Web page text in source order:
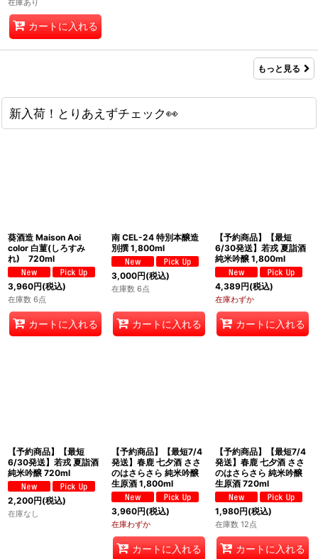
在庫あり
カートに入れる
もっと見る
新入荷！とりあえずチェック👀
葵酒造 Maison Aoi
color 白菫(しろすみ
れ) 720ml
3,960円(税込)
在庫数 6点
カートに入れる
南 CEL-24 特別本醸造
別撰 1,800ml
3,000円(税込)
在庫数 6点
カートに入れる
【予約商品】【最短
6/30発送】若戎 夏詣酒
純米吟醸 1,800ml
4,389円(税込)
在庫わずか
カートに入れる
【予約商品】【最短
6/30発送】若戎 夏詣酒
純米吟醸 720ml
2,200円(税込)
在庫なし
【予約商品】【最短7/4
発送】春鹿 七夕酒 ささ
のはさらさら 純米吟醸
生原酒 1,800ml
3,960円(税込)
在庫わずか
カートに入れる
【予約商品】【最短7/4
発送】春鹿 七夕酒 ささ
のはさらさら 純米吟醸
生原酒 720ml
1,980円(税込)
在庫数 12点
カートに入れる